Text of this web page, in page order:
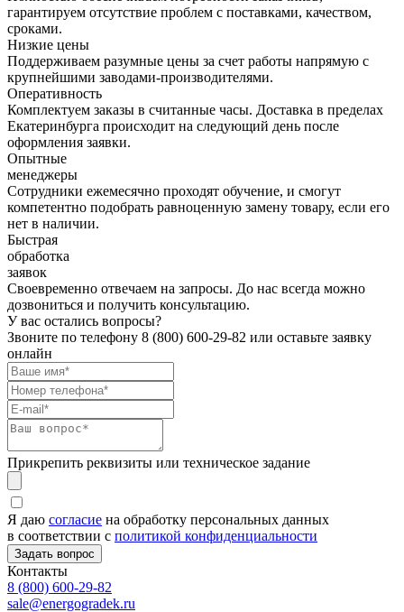
гарантируем отсутствие проблем с поставками, качеством,
сроками.
Низкие цены
Поддерживаем разумные цены за счет работы напрямую с
крупнейшими заводами-производителями.
Оперативность
Комплектуем заказы в считанные часы. Доставка в пределах
Екатеринбурга происходит на следующий день после
оформления заявки.
Опытные
менеджеры
Сотрудники ежемесячно проходят обучение, и смогут
компетентно подобрать равноценную замену товару, если его
нет в наличии.
Быстрая
обработка
заявок
Своевременно отвечаем на запросы. До нас всегда можно
дозвониться и получить консультацию.
У вас остались вопросы?
Звоните по телефону 8 (800) 600-29-82 или оставьте заявку
онлайн
Прикрепить реквизиты или техническое задание
Я даю согласие на обработку персональных данных
в соответствии с политикой конфиденциальности
Контакты
8 (800) 600-29-82
sale@energogradek.ru